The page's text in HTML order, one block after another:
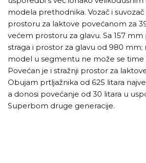
modela prethodnika. Vozač i suvozač
prostoru za laktove povećanom za
većem prostoru za glavu. Sa 157
straga i prostor za glavu od 980 mm;
model u segmentu ne može se time
Povećan je i stražnji prostor za
Obujam prtljažnika od 625 litara
a donosi povećanje od 30 litara u
Superbom druge generacije.